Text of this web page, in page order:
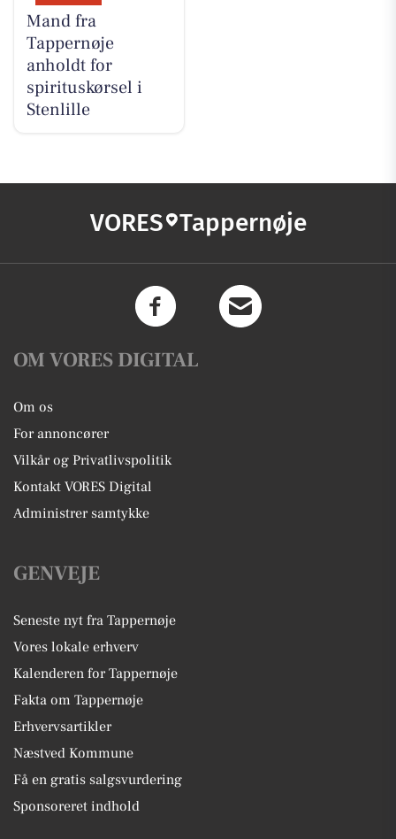
Mand fra
Tappernøje
anholdt for
spirituskørsel i
Stenlille
VORES Tappernøje
OM VORES DIGITAL
Om os
For annoncører
Vilkår og Privatlivspolitik
Kontakt VORES Digital
Administrer samtykke
GENVEJE
Seneste nyt fra Tappernøje
Vores lokale erhverv
Kalenderen for Tappernøje
Fakta om Tappernøje
Erhvervsartikler
Næstved Kommune
Få en gratis salgsvurdering
Sponsoreret indhold